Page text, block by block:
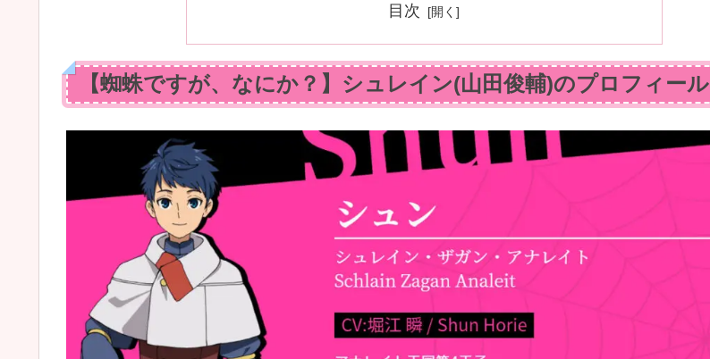
目次
【蜘蛛ですが、なにか？】シュレイン(山田俊輔)のプロフィール